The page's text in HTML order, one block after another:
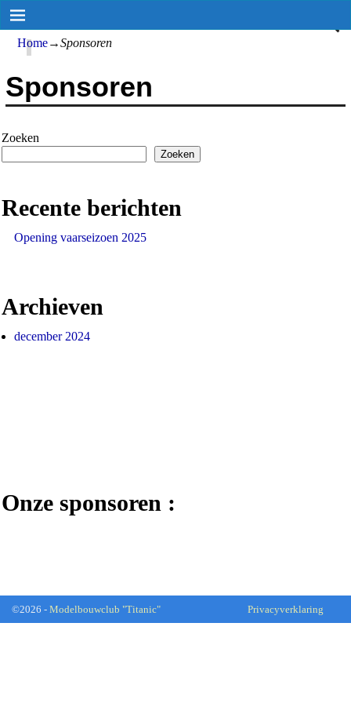
Home→Sponsoren
Sponsoren
Zoeken
Zoeken
Recente berichten
Opening vaarseizoen 2025
Archieven
december 2024
Onze sponsoren :
©2026 -Modelbouwclub "Titanic" Privacyverklaring